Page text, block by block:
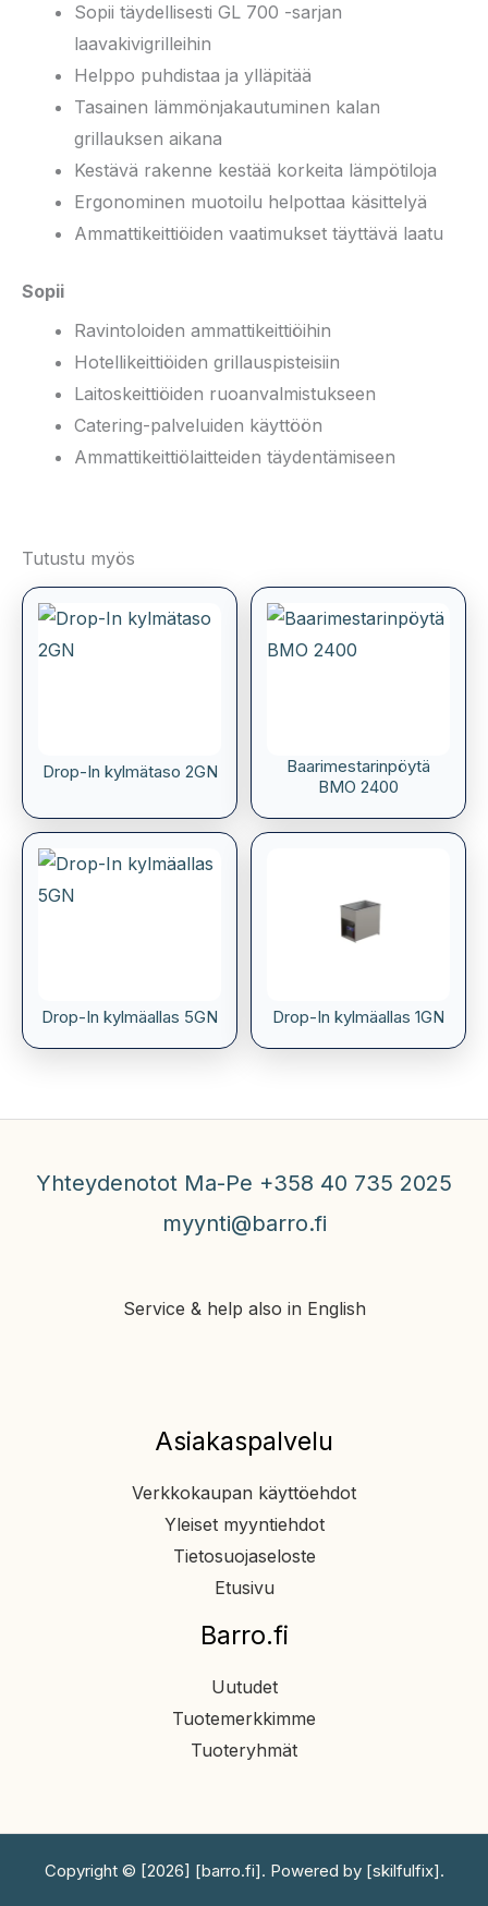
Sopii täydellisesti GL 700 -sarjan
laavakivigrilleihin
Helppo puhdistaa ja ylläpitää
Tasainen lämmönjakautuminen kalan
grillauksen aikana
Kestävä rakenne kestää korkeita lämpötiloja
Ergonominen muotoilu helpottaa käsittelyä
Ammattikeittiöiden vaatimukset täyttävä laatu
Sopii
Ravintoloiden ammattikeittiöihin
Hotellikeittiöiden grillauspisteisiin
Laitoskeittiöiden ruoanvalmistukseen
Catering-palveluiden käyttöön
Ammattikeittiölaitteiden täydentämiseen
Tutustu myös
Drop-In kylmätaso 2GN
Baarimestarinpöytä
BMO 2400
Drop-In kylmäallas 5GN Drop-In kylmäallas 1GN
Yhteydenotot Ma-Pe +358 40 735 2025
myynti@barro.fi
Service & help also in English
Asiakaspalvelu
Verkkokaupan käyttöehdot
Yleiset myyntiehdot
Tietosuojaseloste
Etusivu
Barro.fi
Uutudet
Tuotemerkkimme
Tuoteryhmät
Copyright © [2026] [barro.fi]. Powered by [skilfulfix].